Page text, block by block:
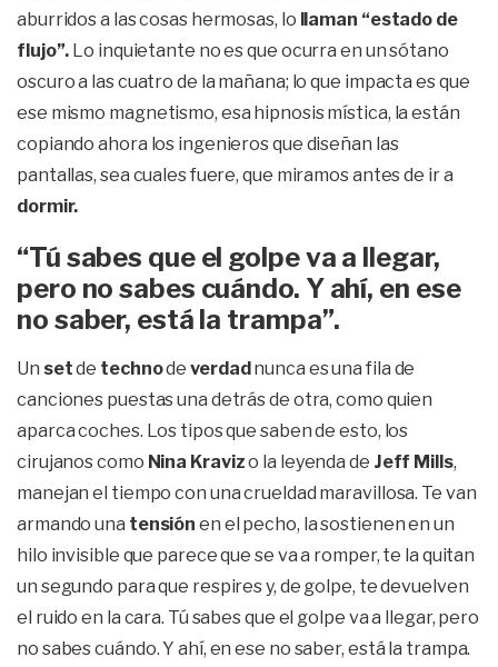
aburridos a las cosas hermosas, lo llaman “estado de
flujo”. Lo inquietante no es que ocurra en un sótano
oscuro a las cuatro de la mañana; lo que impacta es que
ese mismo magnetismo, esa hipnosis mística, la están
copiando ahora los ingenieros que diseñan las
pantallas, sea cuales fuere, que miramos antes de ir a
dormir.
“Tú sabes que el golpe va a llegar,
pero no sabes cuándo. Y ahí, en ese
no saber, está la trampa”.
Un setde technodeverdadnunca es una fila de
canciones puestas una detrás de otra, como quien
aparca coches. Los tipos que saben de esto, los
cirujanos como Nina Kravizo la leyenda de Jeff Mills,
manejan el tiempo con una crueldad maravillosa. Te van
armando una tensión en el pecho, la sostienen en un
hilo invisible que parece que se va a romper, te la quitan
un segundo para que respires y, de golpe, te devuelven
el ruido en la cara. Tú sabes que el golpe va a llegar, pero
no sabes cuándo. Y ahí, en ese no saber, está la trampa.